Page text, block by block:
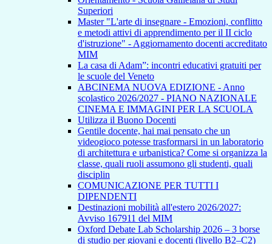
Superiori
Master "L'arte di insegnare - Emozioni, conflitto
e metodi attivi di apprendimento per il II ciclo
d'istruzione" - Aggiornamento docenti accreditato
MIM
La casa di Adam”: incontri educativi gratuiti per
le scuole del Veneto
ABCINEMA NUOVA EDIZIONE - Anno
scolastico 2026/2027 - PIANO NAZIONALE
CINEMA E IMMAGINI PER LA SCUOLA
Utilizza il Buono Docenti
Gentile docente, hai mai pensato che un
videogioco potesse trasformarsi in un laboratorio
di architettura e urbanistica? Come si organizza la
classe, quali ruoli assumono gli studenti, quali
disciplin
COMUNICAZIONE PER TUTTI I
DIPENDENTI
Destinazioni mobilità all'estero 2026/2027:
Avviso 167911 del MIM
Oxford Debate Lab Scholarship 2026 – 3 borse
di studio per giovani e docenti (livello B2–C2)